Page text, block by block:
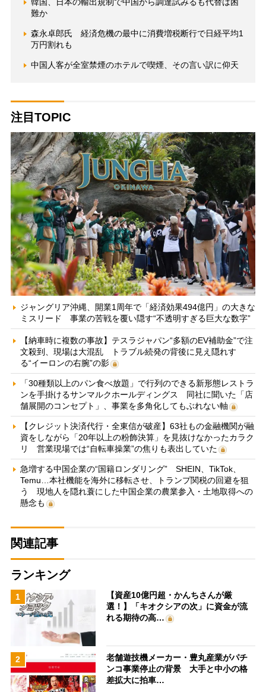
韓国、日本の輸出規制で中国から調達試みるも代替は困
難か
森永卓郎氏 経済危機の最中に消費増税断行で日経平均1
万円割れも
中国人客が全室禁煙のホテルで喫煙、その言い訳に仰天
注目TOPIC
ジャングリア沖縄、開業1周年で「経済効果494億円」の大きな
ミスリード 事業の苦戦を覆い隠す“不透明すぎる巨大な数字”
【納車時に複数の事故】テスラジャパン“多額のEV補助金”で注
文殺到、現場は大混乱 トラブル続発の背後に見え隠れす
る“イーロンの右腕”の影
「30種類以上のパン食べ放題」で行列のできる新形態レストラ
ンを手掛けるサンマルクホールディングス 同社に聞いた「店
舗展開のコンセプト」、事業を多角化してもぶれない軸
【クレジット決済代行・全東信が破産】63社もの金融機関が融
資をしながら「20年以上の粉飾決算」を見抜けなかったカラク
リ 営業現場では“自転車操業”の焦りも表出していた
急増する中国企業の“国籍ロンダリング” SHEIN、TikTok、
Temu…本社機能を海外に移転させ、トランプ関税の回避を狙
う 現地人を隠れ蓑にした中国企業の農業参入・土地取得への
懸念も
関連記事
ランキング
1
【資産10億円超・かんちさんが厳
選！】「キオクシアの次」に資金が流
れる期待の高…
2
老舗遊技機メーカー・豊丸産業がパチ
ンコ事業停止の背景 大手と中小の格
差拡大に拍車…